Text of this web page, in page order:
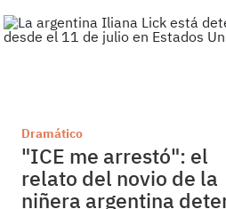
Dramático
"ICE me arrestó": el
relato del novio de la
niñera argentina